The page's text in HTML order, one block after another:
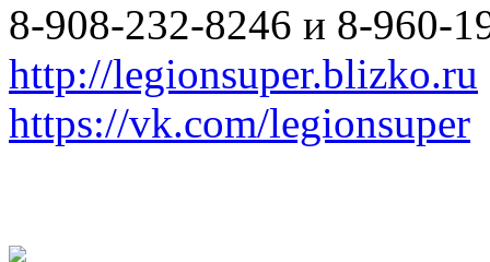
8-908-232-8246 и 8-960-
http://legionsuper.blizko.ru
https://vk.com/legionsuper